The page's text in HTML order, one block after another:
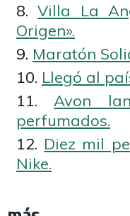
Villa La
Origen».
Maratón
Llegó al
Avon
perfumados.
Diez mil
Nike.